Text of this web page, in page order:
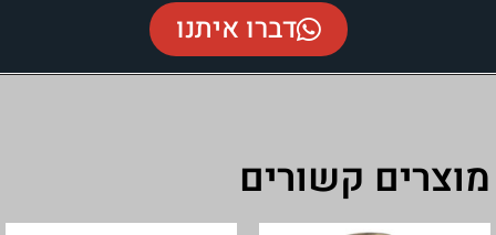
דברו איתנו
מוצרים קשורים